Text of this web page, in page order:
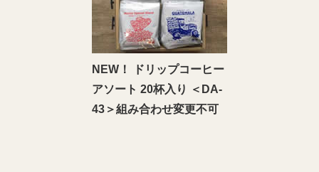
NEW！ ドリップコーヒー
アソート 20杯入り ＜DA‐
43＞組み合わせ変更不可